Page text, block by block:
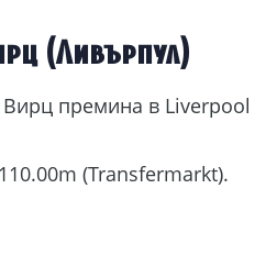
(Ливърпул)
Вирц премина в Liverpool
(Transfermarkt).
СИ САМ“
представениСТЪПКА ПО